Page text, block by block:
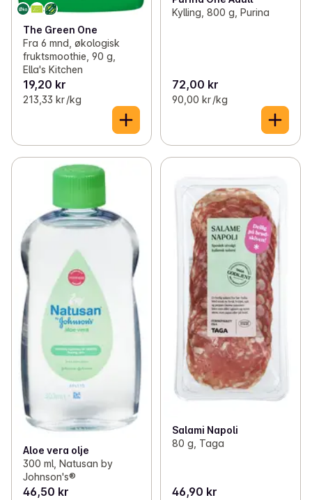
The Green One
Fra 6 mnd, økologisk
fruktsmoothie, 90 g,
Ella's Kitchen
19,20 kr
213,33 kr /kg
Kylling, 800 g, Purina
72,00 kr
90,00 kr /kg
Aloe vera olje
300 ml, Natusan by
Johnson's®
46,50 kr
Salami Napoli
80 g, Taga
46,90 kr